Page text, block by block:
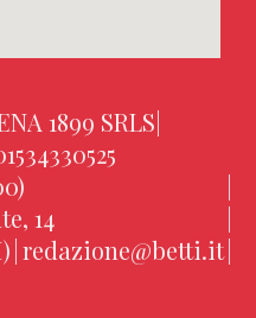
1899 SRLS|
|
14
|
|redazione@betti.it|